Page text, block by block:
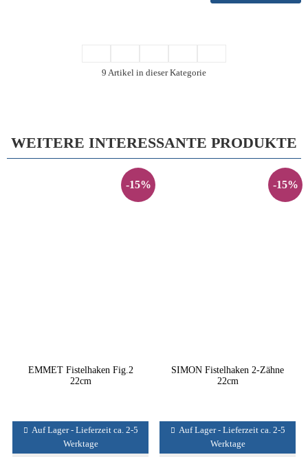
9 Artikel in dieser Kategorie
WEITERE INTERESSANTE PRODUKTE
-15%
EMMET Fistelhaken Fig.2
22cm
Auf Lager - Lieferzeit ca. 2-5
Werktage
-15%
SIMON Fistelhaken 2-Zähne
22cm
Auf Lager - Lieferzeit ca. 2-5
Werktage